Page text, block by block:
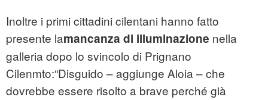
Inoltre i primi cittadini cilentani hanno fatto
presente lamancanza di illuminazione nella
galleria dopo lo svincolo di Prignano
Cilenmto:“Disguido – aggiunge Aloia – che
dovrebbe essere risolto a brave perché già